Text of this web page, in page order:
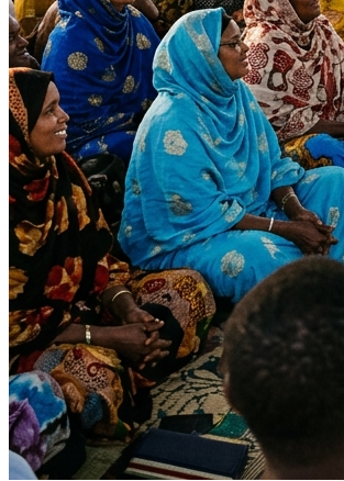
Impact Direct
+150
Interventions réussies cette année.
Blog & Actualités
Dernières nouvelles du
Toute l'actualité